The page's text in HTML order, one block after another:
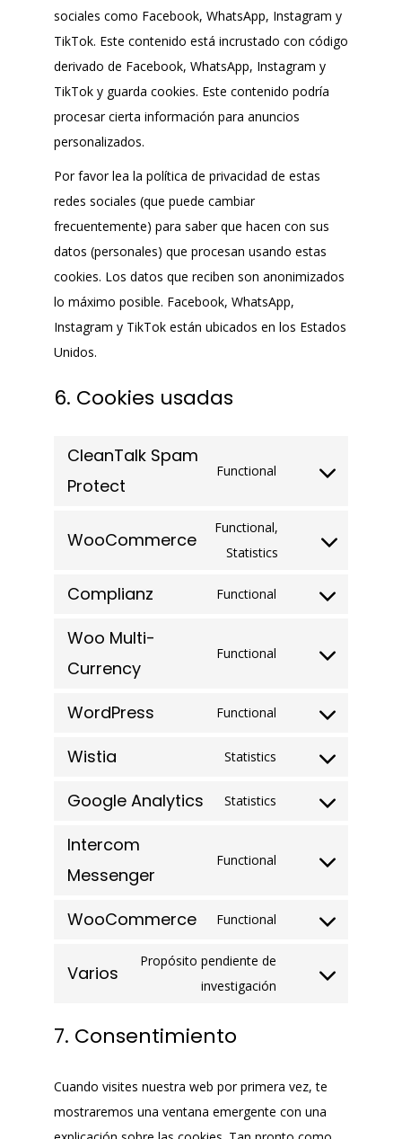
sociales como Facebook, WhatsApp, Instagram y
TikTok. Este contenido está incrustado con código
derivado de Facebook, WhatsApp, Instagram y
TikTok y guarda cookies. Este contenido podría
procesar cierta información para anuncios
personalizados.
Por favor lea la política de privacidad de estas
redes sociales (que puede cambiar
frecuentemente) para saber que hacen con sus
datos (personales) que procesan usando estas
cookies. Los datos que reciben son anonimizados
lo máximo posible. Facebook, WhatsApp,
Instagram y TikTok están ubicados en los Estados
Unidos.
6. Cookies usadas
CleanTalk Spam
Protect
Functional
Consent
WooCommerce
Functional,
Statistics
Consent
service
Complianz Functional
Consent
service
Woo Multi-
Currency
Functional
Consent
service
WordPress Functional
Consent
wordpress
Wistia Statistics
Consent
Google Analytics Statistics
Consent
service
analytics
Intercom
Messenger
Functional
Consent
service
messenger
WooCommerce Functional
Consent
service
Varios
Propósito pendiente de
investigación
Consent
7. Consentimiento
Cuando visites nuestra web por primera vez, te
mostraremos una ventana emergente con una